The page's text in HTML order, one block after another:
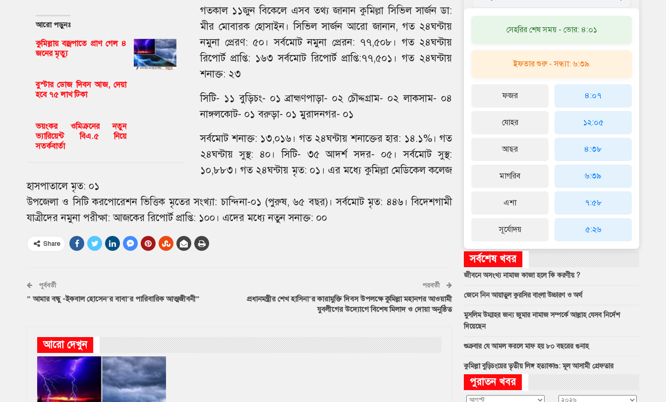
আরো পড়ুনঃ
কুমিল্লায় বজ্রপাতে প্রাণ গেল ৪
জনের মৃত্যু
বুস্টার ডোজ দিবস আজ, দেয়া
হবে ৭৫ লাখ টিকা
ভয়ংকর ওমিক্রনের নতুন
ভ্যারিয়েন্ট বিএ.৫ নিয়ে
সতর্কবার্তা
গতকাল ১১জুন বিকেলে এসব তথ্য জানান কুমিল্লা সিভিল সার্জন ডা:
মীর মোবারক হোসাইন। সিভিল সার্জন আরো জানান, গত ২৪ঘন্টায়
নমুনা প্রেরণ: ৫০। সর্বমােট নমুনা প্রেরন: ৭৭,৫০৮। গত ২৪ঘন্টায়
রিপোর্ট প্রাপ্তি: ১৬৩ সর্বমােট রিপোর্ট প্রাপ্তি:৭৭,৫০১। গত ২৪ঘন্টায়
শনাক্ত: ২৩
সিটি- ১১ বুড়িচং- ০১ ব্রাহ্মণপাড়া- ০২ চৌদ্দগ্রাম- ০২ লাকসাম- ০৪
নাঙ্গলকোট- ০১ বরুড়া- ০১ মুরাদনগর- ০১
সর্বমােট শনাক্ত: ১৩,০১৬। গত ২৪ঘন্টায় শনাক্তের হার: ১৪.১%। গত
২৪ঘন্টায় সুস্থ: ৪০। সিটি- ৩৫ আদর্শ সদর- ০৫। সর্বমােট সুস্থ:
১০,৮৮৩। গত ২৪ঘন্টায় মৃত: ০১। এর মধ্যে কুমিল্লা মেডিকেল কলেজ
হাসপাতালে মৃত: ০১
উপজেলা ও সিটি করপোরেশন ভিত্তিক মৃতের সংখ্যা: চান্দিনা-০১ (পুরুষ, ৬৫ বছর)। সর্বমােট মৃত: ৪৪৬। বিদেশগামী
যাত্রীদের নমুনা পরীক্ষা: আজকের রিপোর্ট প্রাপ্তি: ১০০। এদের মধ্যে নতুন সনাক্ত: ০০
Share
পূর্ববর্তী
” আমার বন্ধু -ইকবাল হোসেন’র বাবা’র পারিবারিক আত্মজীবনী”
পরবর্তী
প্রধানমন্ত্রীর শেখ হাসিনা’র কারামুক্তি দিবস উপলক্ষে কুমিল্লা মহানগর আওয়ামী
যুবলীগের উদ্যোগে বিশেষ মিলাদ ও দোয়া অনুষ্ঠিত
আরো দেখুন
সেহরির শেষ সময় - ভোর: ৪:০১
ইফতার শুরু - সন্ধ্যা: ৬:৩৯
ফজর
যোহর
আছর
মাগরিব
এশা
সূর্যোদয়
৪:০৭
১২:০৫
৪:৩৮
৬:৩৯
৭:৫৮
৫:২৬
সর্বশেষ খবর
জীবনে অসংখ্য নামাজ কাজা হলে কি করণীয় ?
জেনে নিন আয়াতুল কুরসির বাংলা উচ্চারণ ও অর্থ
মুসলিম উম্মাহর জন্য জুমার নামাজ সম্পর্কে আল্লাহ যেসব নির্দেশ
দিয়েছেন
শুক্রবার যে আমল করলে মাফ হয় ৮০ বছরের গুনাহ
কুমিল্লা বুড়িচংয়ের তৃতীয় লিঙ্গ হত্যাকাণ্ড: মূল আসামী গ্রেফতার
পুরাতন খবর